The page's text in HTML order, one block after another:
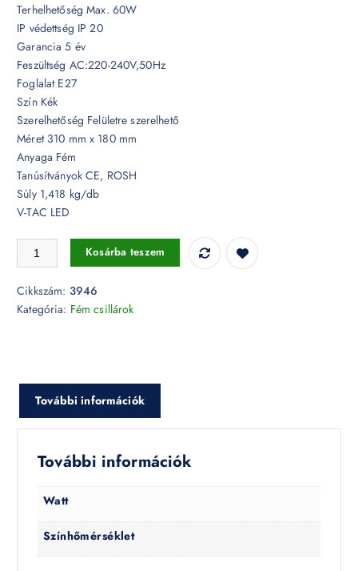
Terhelhetőség Max. 60W
IP védettség IP 20
Garancia 5 év
Feszültség AC:220-240V,50Hz
Foglalat E27
Szín Kék
Szerelhetőség Felületre szerelhető
Méret 310 mm x 180 mm
Anyaga Fém
Tanúsítványok CE, ROSH
Súly 1,418 kg/db
V-TAC LED
Pasztel kék fém csillár prizma hatású E27 - 3946 mennyiség
Kosárba teszem
Cikkszám: 3946
Kategória: Fém csillárok
További információk
További információk
Watt
Színhőmérséklet